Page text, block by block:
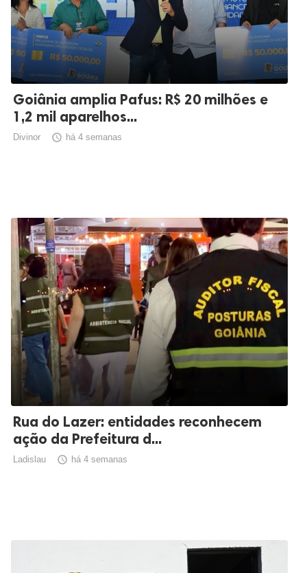
Goiânia amplia Pafus: R$ 20 milhões e
1,2 mil aparelhos...
Divinor  há 4 semanas
Rua do Lazer: entidades reconhecem
ação da Prefeitura d...
Ladislau  há 4 semanas